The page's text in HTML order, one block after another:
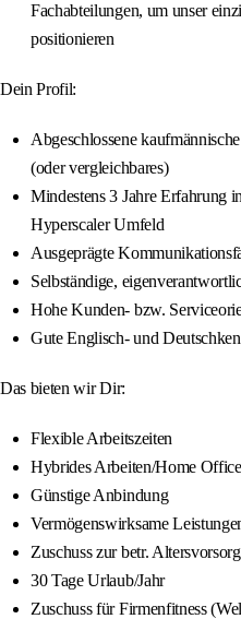
Fachabteilungen, um unser
positionieren
Dein Profil:
Abgeschlossene
(oder vergleichbares)
Mindestens 3 Jahre Erfahrung
Hyperscaler Umfeld
Ausgeprägte
Selbständige,
Hohe Kunden- bzw.
Gute Englisch- und
Das bieten wir Dir:
Flexible Arbeitszeiten
Hybrides Arbeiten/Home Office
Günstige Anbindung
Vermögenswirksame
Zuschuss zur betr.
30 Tage Urlaub/Jahr
Zuschuss für Firmenfitness